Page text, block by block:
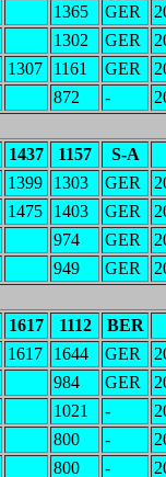
1365 GER
1302 GER
1307 1161 GER
872 -
1437 1157
S-A
1399 1303 GER
1475 1403 GER
974 GER
949 GER
1617 1112
BER
1617 1644 GER
984 GER
1021 -
800 -
800 -